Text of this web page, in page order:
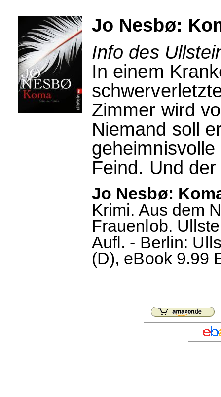
Jo Nesbø:
Info des
In einem
Zimmer wird
Niemand soll
Feind. Und
Jo Nesbø:
Krimi. Aus dem
Frauenlob.
Aufl. - Berlin:
(D), eBook 9.99